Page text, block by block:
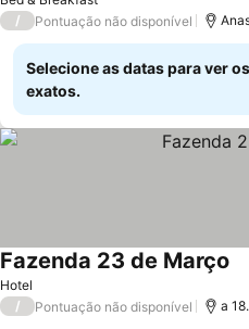
/ Pontuação não disponível
Selecione as datas para ver
exatos.
Hotel
Fazenda 23 de Março
/ Pontuação não disponível a